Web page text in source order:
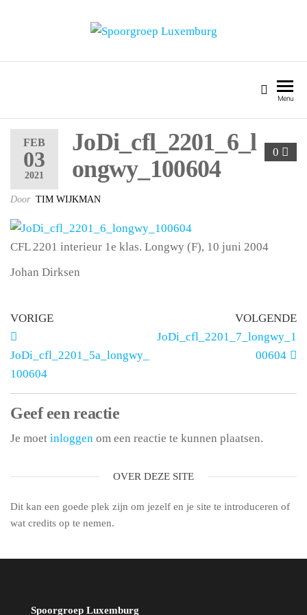
Menu
FEB
03
2021
0
JoDi_cfl_2201_6_l
ongwy_100604
Door TIM WIJKMAN
CFL 2201 interieur 1e klas. Longwy (F), 10 juni 2004
Johan Dirksen
VORIGE
JoDi_cfl_2201_5a_longwy_
100604
VOLGENDE
JoDi_cfl_2201_7_longwy_1
00604
Geef een reactie
Je moet inloggen om een reactie te kunnen plaatsen.
OVER DEZE SITE
Dit kan een goede plek zijn om jezelf en je site te introduceren of
wat credits op te nemen.
Spoorgroep Luxemburg